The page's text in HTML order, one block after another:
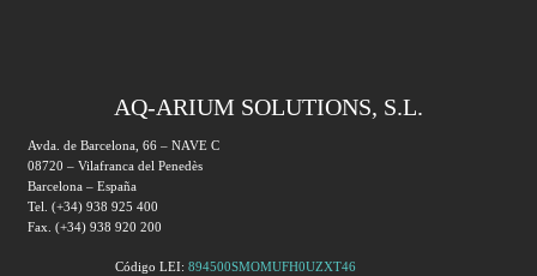
AQ-ARIUM SOLUTIONS, S.L.
Avda. de Barcelona, 66 – NAVE C
08720 – Vilafranca del Penedès
Barcelona – España
Tel. (+34) 938 925 400
Fax. (+34) 938 920 200
Código LEI: 894500SMOMUFH0UZXT46